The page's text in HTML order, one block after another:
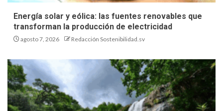
Energía solar y eólica: las fuentes renovables que
transforman la producción de electricidad
agosto 7, 2026 Redacción Sostenibilidad.sv